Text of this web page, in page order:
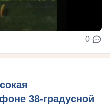
0
38-градусной